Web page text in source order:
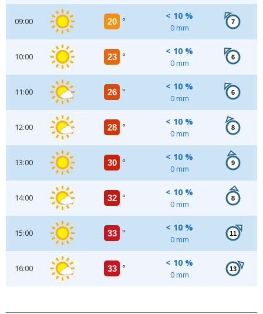
09:00 20 °
< 10 %
0 mm
7
10:00 23 °
< 10 %
0 mm
6
11:00 26 °
< 10 %
0 mm
6
12:00 28 °
< 10 %
0 mm
8
13:00 30 °
< 10 %
0 mm
9
14:00 32 °
< 10 %
0 mm
8
15:00 33 °
< 10 %
0 mm
11
16:00 33 °
< 10 %
0 mm
13